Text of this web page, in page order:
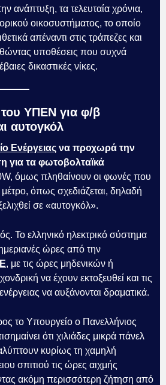
ανάπτυξη, τα τελευταία χρόνια,
οικοσυστήματος, το οποίο
απέναντι στις τράπεζες και
υποθέσεις που συχνά
δικαστικές νίκες.
του ΥΠΕΝ για φ/β
αυτογκόλ
Ενέργειας να προχωρά την
για τα φωτοβολταϊκά
όμως πληθαίνουν οι φωνές που
όπως σχεδιάζεται, δηλαδή
σε «αυτογκόλ».
Το ελληνικό ηλεκτρικό σύστημα
ώρες από την
, με τις ώρες μηδενικών ή
να έχουν εκτοξευθεί και τις
να αυξάνονται δραματικά.
το Υπουργείο ο Πανελλήνιος
ότι χιλιάδες μικρά πάνελ
κυρίως τη χαμηλή
σπιτιού τις ώρες αιχμής
ακόμη περισσότερη ζήτηση από